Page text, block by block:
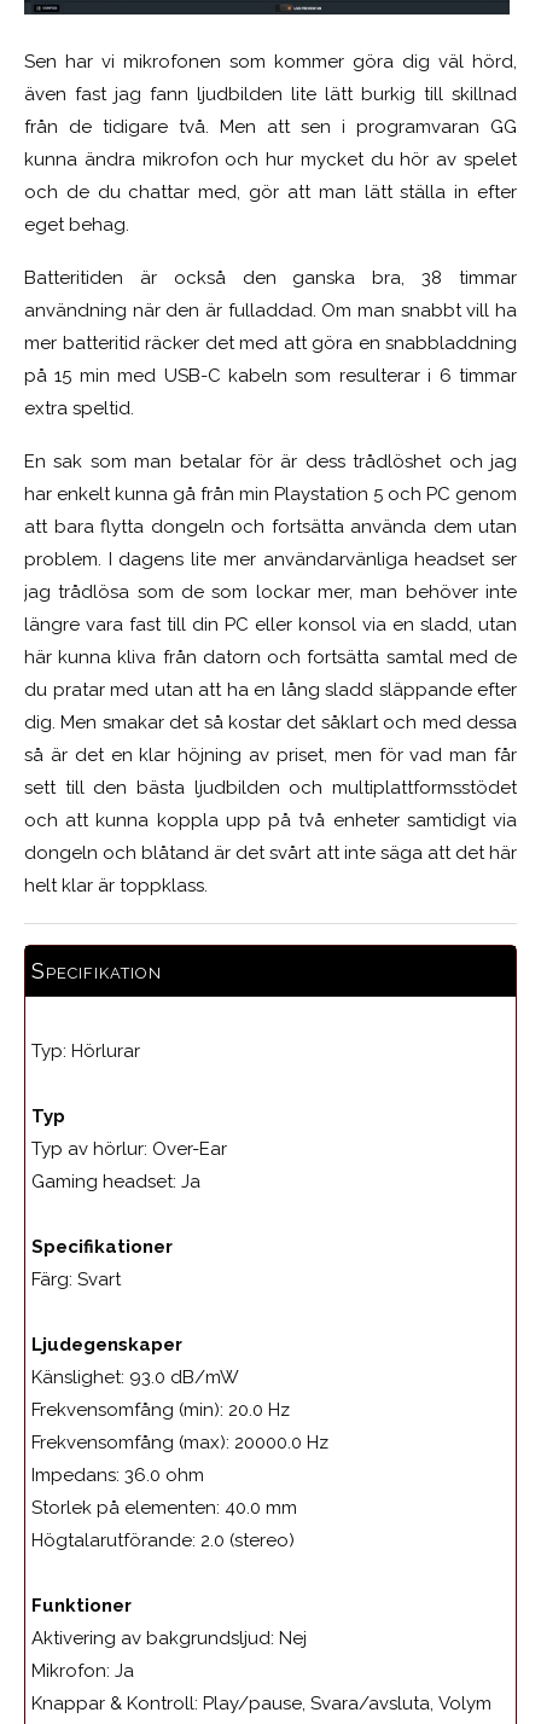
Sen har vi mikrofonen som kommer göra dig väl hörd,
även fast jag fann ljudbilden lite lätt burkig till skillnad
från de tidigare två. Men att sen i programvaran GG
kunna ändra mikrofon och hur mycket du hör av spelet
och de du chattar med, gör att man lätt ställa in efter
eget behag.
Batteritiden är också den ganska bra, 38 timmar
användning när den är fulladdad. Om man snabbt vill ha
mer batteritid räcker det med att göra en snabbladdning
på 15 min med USB-C kabeln som resulterar i 6 timmar
extra speltid.
En sak som man betalar för är dess trådlöshet och jag
har enkelt kunna gå från min Playstation 5 och PC genom
att bara flytta dongeln och fortsätta använda dem utan
problem. I dagens lite mer användarvänliga headset ser
jag trådlösa som de som lockar mer, man behöver inte
längre vara fast till din PC eller konsol via en sladd, utan
här kunna kliva från datorn och fortsätta samtal med de
du pratar med utan att ha en lång sladd släppande efter
dig. Men smakar det så kostar det såklart och med dessa
så är det en klar höjning av priset, men för vad man får
sett till den bästa ljudbilden och multiplattformsstödet
och att kunna koppla upp på två enheter samtidigt via
dongeln och blåtand är det svårt att inte säga att det här
helt klar är toppklass.
Specifikation
Typ: Hörlurar
Typ
Typ av hörlur: Over-Ear
Gaming headset: Ja
Specifikationer
Färg: Svart
Ljudegenskaper
Känslighet: 93.0 dB/mW
Frekvensomfång (min): 20.0 Hz
Frekvensomfång (max): 20000.0 Hz
Impedans: 36.0 ohm
Storlek på elementen: 40.0 mm
Högtalarutförande: 2.0 (stereo)
Funktioner
Aktivering av bakgrundsljud: Nej
Mikrofon: Ja
Knappar & Kontroll: Play/pause, Svara/avsluta, Volym